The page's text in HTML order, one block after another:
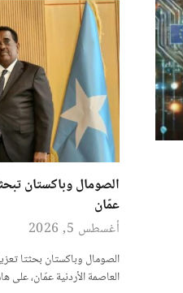
الصومال وباكستان
عمّان
أغسطس 5, 2026
الصومال وباكستان بحثتا
العاصمة الأردنية عمّان،